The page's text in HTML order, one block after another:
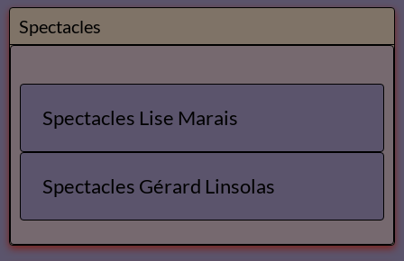
Spectacles
Spectacles Lise Marais
Spectacles Gérard Linsolas